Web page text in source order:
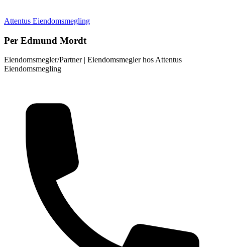
Attentus Eiendomsmegling
Per Edmund Mordt
Eiendomsmegler/Partner| Eiendomsmegler hos Attentus
Eiendomsmegling